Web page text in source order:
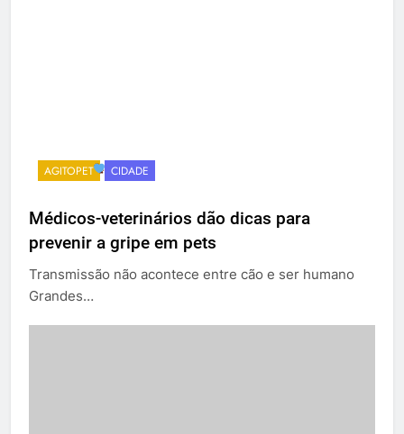
AGITOPET CIDADE
Médicos-veterinários dão dicas para
prevenir a gripe em pets
Transmissão não acontece entre cão e ser humano
Grandes…